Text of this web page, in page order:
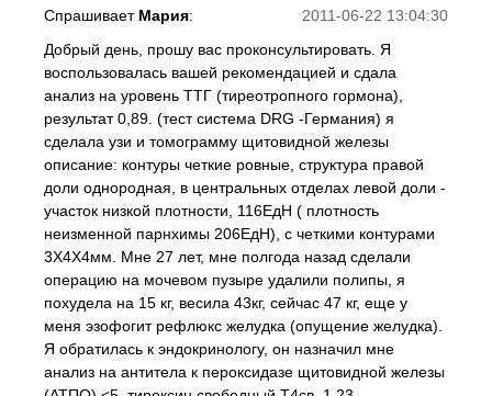
2011-06-22 13:04:30
Спрашивает Мария:
Добрый день, прошу вас проконсультировать. Я
воспользовалась вашей рекомендацией и сдала
анализ на уровень ТТГ (тиреотропного гормона),
результат 0,89. (тест система DRG -Германия) я
сделала узи и томограмму щитовидной железы
описание: контуры четкие ровные, структура правой
доли однородная, в центральных отделах левой доли -
участок низкой плотности, 116ЕдН ( плотность
неизменной парнхимы 206ЕдН), с четкими контурами
3Х4Х4мм. Мне 27 лет, мне полгода назад сделали
операцию на мочевом пузыре удалили полипы, я
похудела на 15 кг, весила 43кг, сейчас 47 кг, еще у
меня эзофогит рефлюкс желудка (опущение желудка).
Я обратилась к эндокринологу, он назначил мне
анализ на антитела к пероксидазе щитовидной железы